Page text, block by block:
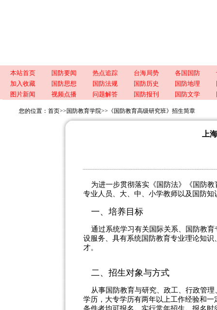
本站首页 国防要闻 热点追踪 台海局势 各国国防
加入收藏
国防思想 国防法规 国防历史 国防地理
图片新闻
视频点播 问题解答 国防报刊 国防文学
您的位置： 首页>> 国防教育学院>> 《国防教育高级研究班》招生简章
上
为进一步贯彻落实《国防法》《国防教
专业人员、大、中、小学教师以及国防
一、培养目标
通过系统学习有关国际关系、国防教育
设服务、具有系统国防教育专业理论知
才。
二、招生对象与方式
从事国防教育与研究、政工、行政管理
学历，大专学历有两年以上工作经验和